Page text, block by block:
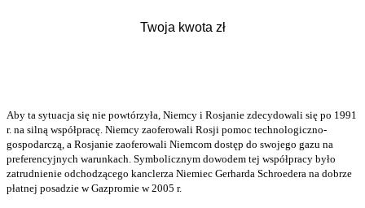
Aby ta sytuacja się nie powtórzyła, Niemcy i Rosjanie zdecydowali się po 1991
r. na silną współpracę. Niemcy zaoferowali Rosji pomoc technologiczno-
gospodarczą, a Rosjanie zaoferowali Niemcom dostęp do swojego gazu na
preferencyjnych warunkach. Symbolicznym dowodem tej współpracy było
zatrudnienie odchodzącego kanclerza Niemiec Gerharda Schroedera na dobrze
płatnej posadzie w Gazpromie w 2005 r.